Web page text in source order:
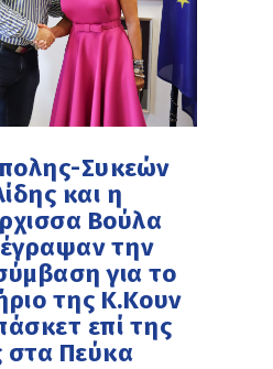
Συκεών
και η
Βούλα
την
για το
της Κ.Κουν
επί της
στα Πεύκα